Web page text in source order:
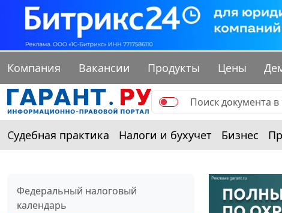
Компания Вакансии Продукты Цены
Судебная практика Налоги и бухучет Бизнес
Федеральный налоговый
календарь